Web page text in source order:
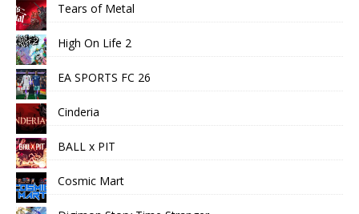
Tears of Metal
High On Life 2
EA SPORTS FC 26
Cinderia
BALL x PIT
Cosmic Mart